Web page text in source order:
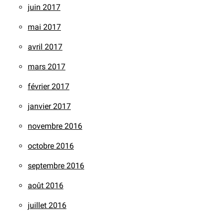
juin 2017
mai 2017
avril 2017
mars 2017
février 2017
janvier 2017
novembre 2016
octobre 2016
septembre 2016
août 2016
juillet 2016